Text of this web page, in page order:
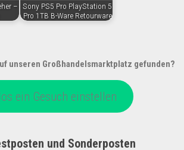
– Sony PS5 Pro PlayStation 5
Pro 1TB B-Ware Retourware
unseren Großhandelsmarktplatz gefunden?
ein Gesuch einstellen
und Sonderposten